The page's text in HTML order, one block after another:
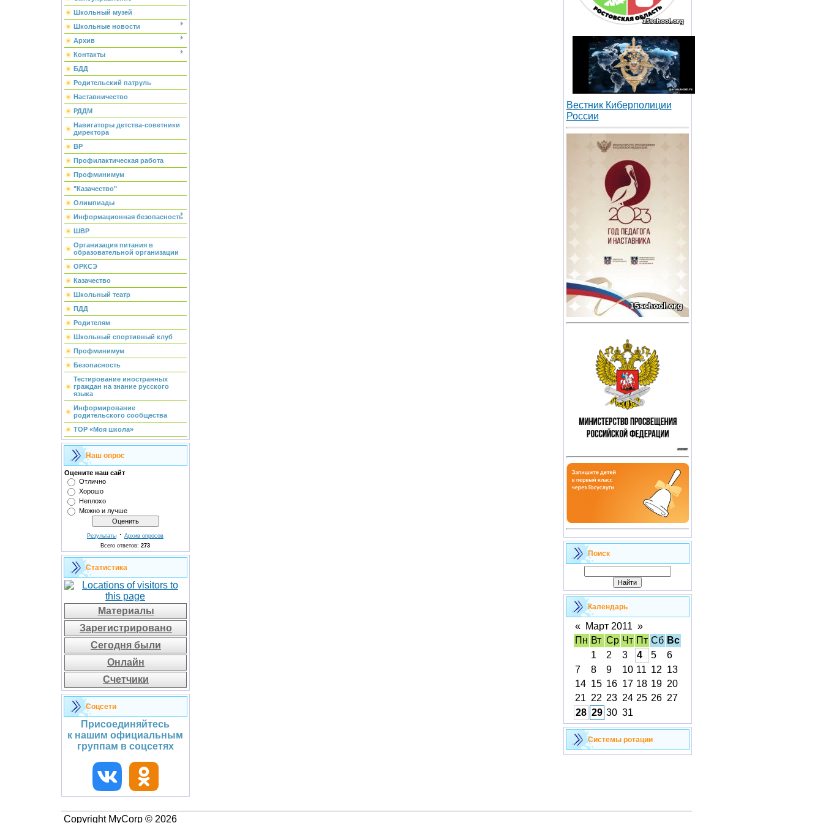
Школьный музей
Школьные новости
Архив
Контакты
БДД
Родительский патруль
Наставничество
РДДМ
Навигаторы детства-советники
директора
ВР
Профилактическая работа
Профминимум
"Казачество"
Олимпиады
Информационная безопасность
ШВР
Организация питания в
образовательной организации
ОРКСЭ
Казачество
Школьный театр
ПДД
Родителям
Школьный спортивный клуб
Профминимум
Безопасность
Тестирование иностранных
граждан на знание русского
языка
Информирование
родительского сообщества
ТОР «Моя школа»
Наш опрос
Оцените наш сайт
Отлично
Хорошо
Неплохо
Можно и лучше
Результаты · Архив опросов
Всего ответов: 273
Статистика
Материалы
Зарегистрировано
Сегодня были
Онлайн
Счетчики
Соцсети
Присоединяйтесь
к нашим официальным
группам в соцсетях
Вестник Киберполиции
России
Поиск
Календарь
« Март 2011 »
Пн Вт Ср Чт Пт Сб Вс
1
2 3 4 5
6
7
8 9 10 11 12 13
14 15 16 17 18 19 20
21 22 23 24 25 26 27
28 29 30 31
Cистемы ротации
Copyright MyCorp © 2026